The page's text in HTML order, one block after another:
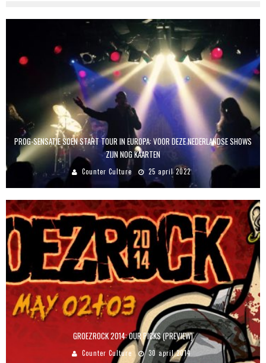
PROG-SENSATIE SOEN START TOUR IN EUROPA: VOOR DEZE NEDERLANDSE SHOWS
ZIJN NOG KAARTEN
Counter Culture 25 april 2022
GROEZROCK 2014: OUR PICKS (PREVIEW)
Counter Culture 30 april 2014